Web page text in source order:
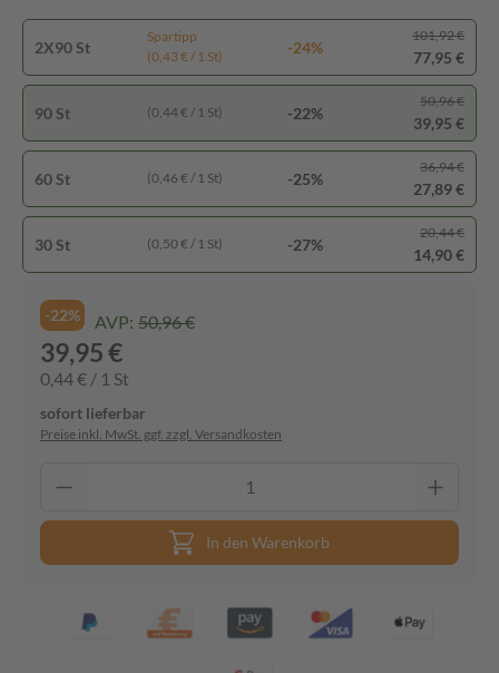
2X90 St
Spartipp
(0,43 € / 1 St)
-24%
101,92 €
77,95 €
90 St (0,44 € / 1 St) -22%
50,96 €
39,95 €
60 St (0,46 € / 1 St) -25%
36,94 €
27,89 €
30 St (0,50 € / 1 St) -27%
20,44 €
14,90 €
-22% AVP: 50,96 €
39,95 €
0,44 € / 1 St
sofort lieferbar
Preise inkl. MwSt. ggf. zzgl. Versandkosten
In den Warenkorb